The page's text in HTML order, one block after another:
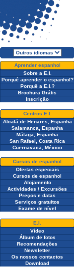
Aprender espanhol
Sobre a E.I.
Porquê aprender o espanhol?
Porquê a E.I.?
Brochura Grátis
Inscrição
Centros E.I.
Alcalá de Henares, Espanha
Salamanca, Espanha
Málaga, Espanha
San Rafael, Costa Rica
Cuernavaca, México
Cursos de espanhol
Ofertas especiais
Cursos de espanhol
Alojamento
Actividades / Excursões
Preços e datas
Serviços gratuitos
Exame de nível
E.I.
Vídeo
Álbum de fotos
Recomendações
Newsletter
Os nossos contactos
Download